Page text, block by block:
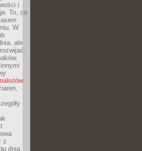
i
To, co
W
ale
z
dnia.